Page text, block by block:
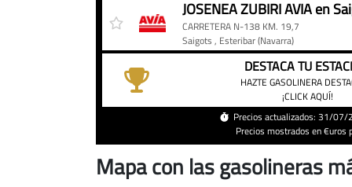
del
Avia
PrecioJOSENEA ZUBIRI AVIA en
CARRETERA N-138 KM. 19,7
Saigots , Esteribar(Navarra)
DESTACA TU
HAZTE GASOLINERA
¡CLICK AQUÍ!
Precios actualizados: 31/
Precios mostrados en €uros
Mapa con las gasolineras